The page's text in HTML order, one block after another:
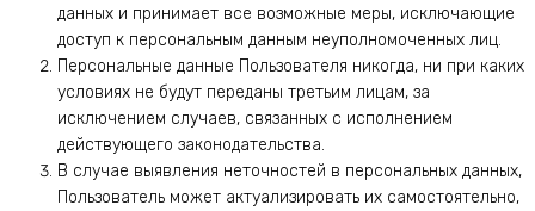
данных и принимает все возможные меры, исключающие
доступ к персональным данным неуполномоченных лиц.
Персональные данные Пользователя никогда, ни при каких
условиях не будут переданы третьим лицам, за
исключением случаев, связанных с исполнением
действующего законодательства.
В случае выявления неточностей в персональных данных,
Пользователь может актуализировать их самостоятельно,